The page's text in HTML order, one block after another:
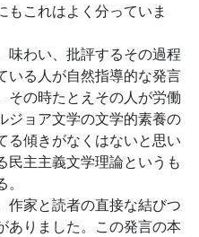
もこれはよく分っていま
わい、批評するその過程
いる人が自然指導的な発言
その時たとえその人が労働
ジョア文学の文学的素養の
る傾きがなくはないと思い
民主主義文学理論というも
家と読者の直接な結びつ
ありました。この発言の本